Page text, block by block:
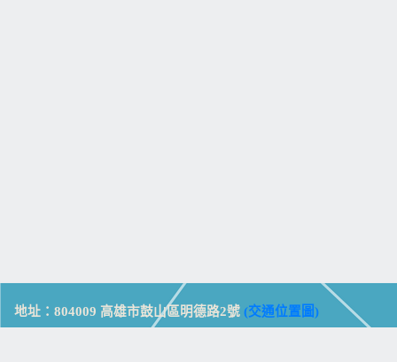
地址：804009 高雄市鼓山區明德路2號 (交通位置圖)